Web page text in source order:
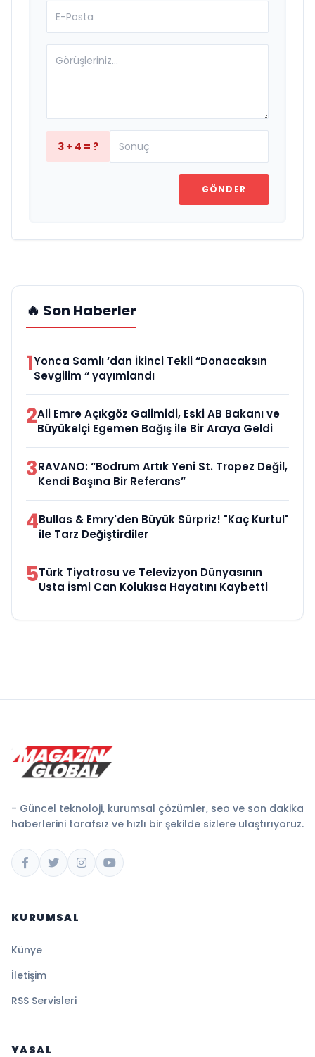
3 + 4 = ?
GÖNDER
🔥 Son Haberler
1Yonca Samlı ‘dan İkinci Tekli “Donacaksın
Sevgilim “ yayımlandı
2Ali Emre Açıkgöz Galimidi, Eski AB Bakanı ve
Büyükelçi Egemen Bağış ile Bir Araya Geldi
3RAVANO: “Bodrum Artık Yeni St. Tropez Değil,
Kendi Başına Bir Referans”
4Bullas & Emry'den Büyük Sürpriz! "Kaç Kurtul"
ile Tarz Değiştirdiler
5Türk Tiyatrosu ve Televizyon Dünyasının
Usta İsmi Can Kolukısa Hayatını Kaybetti
- Güncel teknoloji, kurumsal çözümler, seo ve son dakika
haberlerini tarafsız ve hızlı bir şekilde sizlere ulaştırıyoruz.
KURUMSAL
Künye
İletişim
RSS Servisleri
YASAL